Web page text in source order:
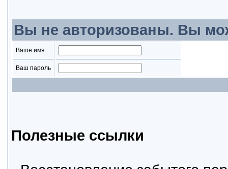
Вы не авторизованы. Вы
Ваше имя
Ваш пароль
Полезные ссылки